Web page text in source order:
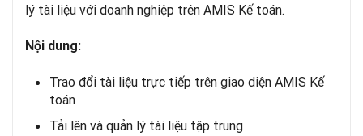
lý tài liệu với doanh nghiệp trên AMIS Kế toán.
Nội dung:
Trao đổi tài liệu trực tiếp trên giao diện AMIS Kế
toán
Tải lên và quản lý tài liệu tập trung